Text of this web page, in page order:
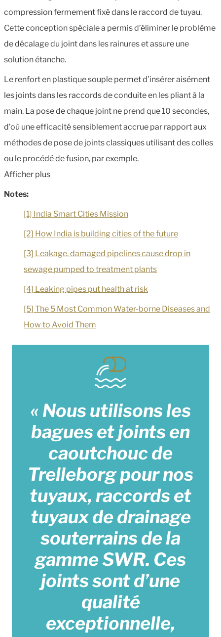
compression fermement fixé dans le raccord de tuyau.
Cette conception spéciale a permis d’éliminer le problème
de décalage du joint dans les rainures et assure une
solution étanche.
Le renfort en plastique souple permet d’insérer aisément
les joints dans les raccords de conduite en les pliant à la
main. La pose de chaque joint ne prend que 10 secondes,
d’où une efficacité sensiblement accrue par rapport aux
méthodes de pose de joints classiques utilisant des colles
ou le procédé de fusion, par exemple.
Afficher plus
Notes:
[1] India Smart Cities Mission
[2] How India is building cities of the future
[3] Leakage, damaged pipelines cause drop in
sewage pumped to treatment plants
[4] Leaking pipes put health at risk
[5] The 5 Most Common Water-borne Diseases and
How to Avoid Them
« Nous utilisons les
bagues et joints en
caoutchouc de
Trelleborg pour nos
tuyaux, raccords et
tuyaux de drainage
souterrains de la
gamme SWR. Ces
joints sont d’une
qualité
exceptionnelle,